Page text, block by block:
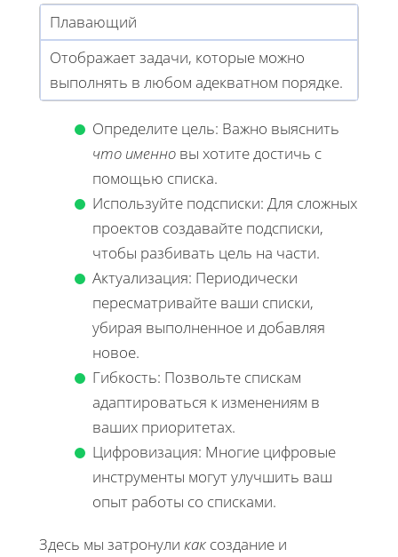
Плавающий
Отображает задачи, которые можно
выполнять в любом адекватном порядке.
Определите цель: Важно выяснить
что именно вы хотите достичь с
помощью списка.
Используйте подсписки: Для сложных
проектов создавайте подсписки,
чтобы разбивать цель на части.
Актуализация: Периодически
пересматривайте ваши списки,
убирая выполненное и добавляя
новое.
Гибкость: Позвольте спискам
адаптироваться к изменениям в
ваших приоритетах.
Цифровизация: Многие цифровые
инструменты могут улучшить ваш
опыт работы со списками.
Здесь мы затронули как создание и